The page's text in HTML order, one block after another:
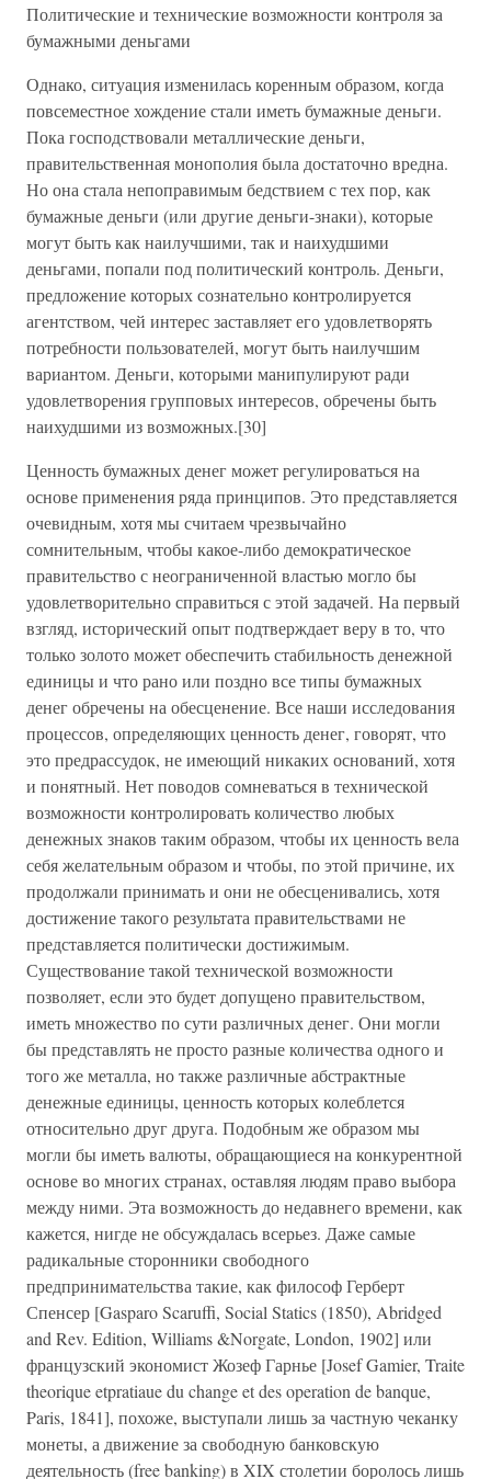
Политические и технические возможности контроля за
бумажными деньгами
Однако, ситуация изменилась коренным образом, когда
повсеместное хождение стали иметь бумажные деньги.
Пока господствовали металлические деньги,
правительственная монополия была достаточно вредна.
Но она стала непоправимым бедствием с тех пор, как
бумажные деньги (или другие деньги-знаки), которые
могут быть как наилучшими, так и наихудшими
деньгами, попали под политический контроль. Деньги,
предложение которых сознательно контролируется
агентством, чей интерес заставляет его удовлетворять
потребности пользователей, могут быть наилучшим
вариантом. Деньги, которыми манипулируют ради
удовлетворения групповых интересов, обречены быть
наихудшими из возможных.[30]
Ценность бумажных денег может регулироваться на
основе применения ряда принципов. Это представляется
очевидным, хотя мы считаем чрезвычайно
сомнительным, чтобы какое-либо демократическое
правительство с неограниченной властью могло бы
удовлетворительно справиться с этой задачей. На первый
взгляд, исторический опыт подтверждает веру в то, что
только золото может обеспечить стабильность денежной
единицы и что рано или поздно все типы бумажных
денег обречены на обесценение. Все наши исследования
процессов, определяющих ценность денег, говорят, что
это предрассудок, не имеющий никаких оснований, хотя
и понятный. Нет поводов сомневаться в технической
возможности контролировать количество любых
денежных знаков таким образом, чтобы их ценность вела
себя желательным образом и чтобы, по этой причине, их
продолжали принимать и они не обесценивались, хотя
достижение такого результата правительствами не
представляется политически достижимым.
Существование такой технической возможности
позволяет, если это будет допущено правительством,
иметь множество по сути различных денег. Они могли
бы представлять не просто разные количества одного и
того же металла, но также различные абстрактные
денежные единицы, ценность которых колеблется
относительно друг друга. Подобным же образом мы
могли бы иметь валюты, обращающиеся на конкурентной
основе во многих странах, оставляя людям право выбора
между ними. Эта возможность до недавнего времени, как
кажется, нигде не обсуждалась всерьез. Даже самые
радикальные сторонники свободного
предпринимательства такие, как философ Герберт
Спенсер [Gasparo Scaruffi, Social Statics (1850), Abridged
and Rev. Edition, Williams &Norgate, London, 1902] или
французский экономист Жозеф Гарнье [Josef Gamier, Traite
theorique etpratiaue du change et des operation de banque,
Paris, 1841], похоже, выступали лишь за частную чеканку
монеты, а движение за свободную банковскую
деятельность (free banking) в XIX столетии боролось лишь